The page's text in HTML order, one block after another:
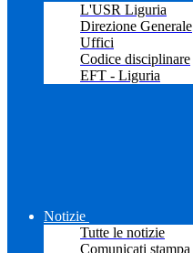
L'USR Liguria
Direzione Generale
Uffici
Codice disciplinare
EFT - Liguria
Notizie
Tutte le notizie
Comunicati stampa